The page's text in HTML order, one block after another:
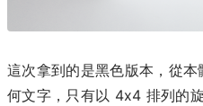
這次拿到的是黑色版本，從
何文字，只有以 4x4 排列的